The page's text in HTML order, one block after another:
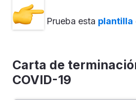
Prueba esta plantilla
Carta de
COVID-19